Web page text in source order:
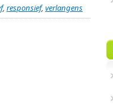
, responsief, verlangens